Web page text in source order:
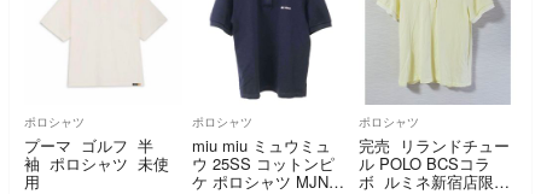
ポロシャツ
プーマ ゴルフ 半
袖 ポロシャツ 未使
用
ポロシャツ
miu miu ミュウミュ
ウ 25SS コットンピ
ケ ポロシャツ MJN53
ポロシャツ
完売 リランドチュー
ル POLO BCSコラ
ボ ルミネ新宿店限定